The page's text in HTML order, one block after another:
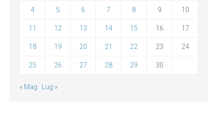
4 5 6 7 8 9 10
11 12 13 14 15 16 17
18 19 20 21 22 23 24
25 26 27 28 29 30
« Mag Lug »